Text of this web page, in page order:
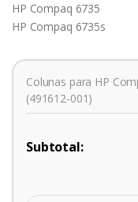
HP Compaq 6735
HP Compaq 6735s
Colunas para HP
(491612-001)
Subtotal: